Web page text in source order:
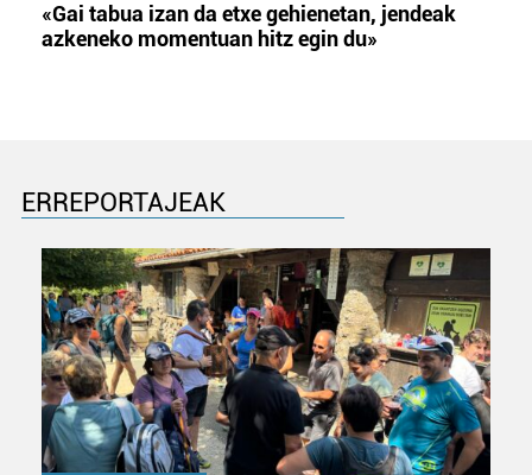
«Gai tabua izan da etxe gehienetan, jendeak
azkeneko momentuan hitz egin du»
ERREPORTAJEAK